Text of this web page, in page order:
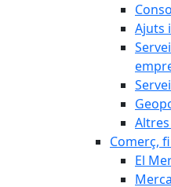
Ajuts
Comerç,
El